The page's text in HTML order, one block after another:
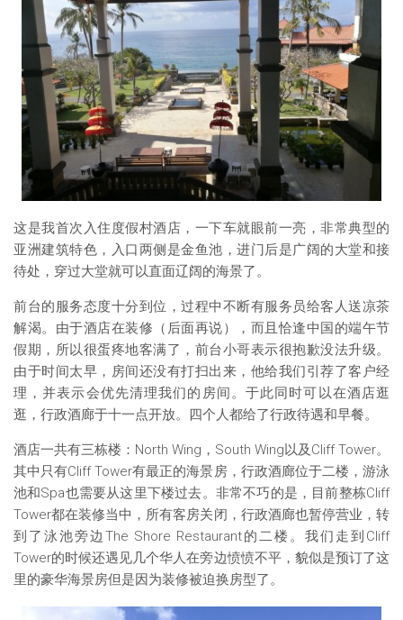
这是我首次入住度假村酒店，一下车就眼前一亮，非常典型的
亚洲建筑特色，入口两侧是金鱼池，进门后是广阔的大堂和接
待处，穿过大堂就可以直面辽阔的海景了。
前台的服务态度十分到位，过程中不断有服务员给客人送凉茶
解渴。由于酒店在装修（后面再说），而且恰逢中国的端午节
假期，所以很蛋疼地客满了，前台小哥表示很抱歉没法升级。
由于时间太早，房间还没有打扫出来，他给我们引荐了客户经
理，并表示会优先清理我们的房间。于此同时可以在酒店逛
逛，行政酒廊于十一点开放。四个人都给了行政待遇和早餐。
酒店一共有三栋楼：North Wing，South Wing以及Cliff Tower。
其中只有Cliff Tower有最正的海景房，行政酒廊位于二楼，游泳
池和Spa也需要从这里下楼过去。非常不巧的是，目前整栋Cliff
Tower都在装修当中，所有客房关闭，行政酒廊也暂停营业，转
到了泳池旁边The Shore Restaurant的二楼。我们走到Cliff
Tower的时候还遇见几个华人在旁边愤愤不平，貌似是预订了这
里的豪华海景房但是因为装修被迫换房型了。